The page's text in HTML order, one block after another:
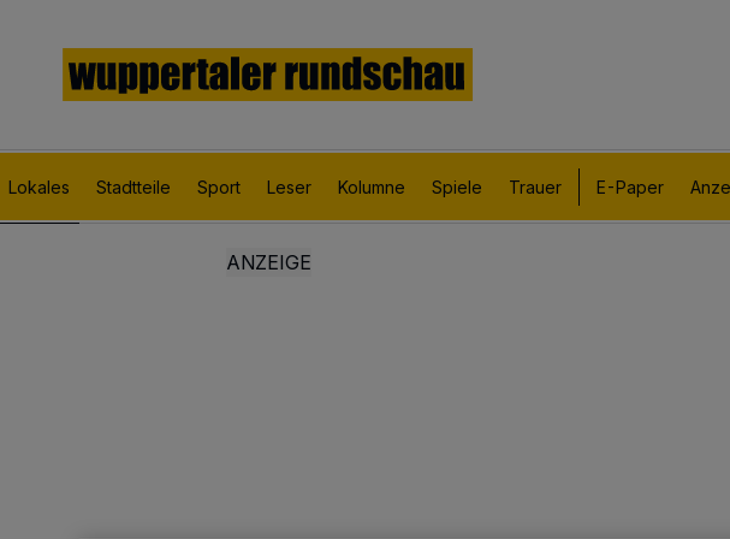
Lokales Stadtteile Sport Leser Kolumne Spiele Trauer E-Paper